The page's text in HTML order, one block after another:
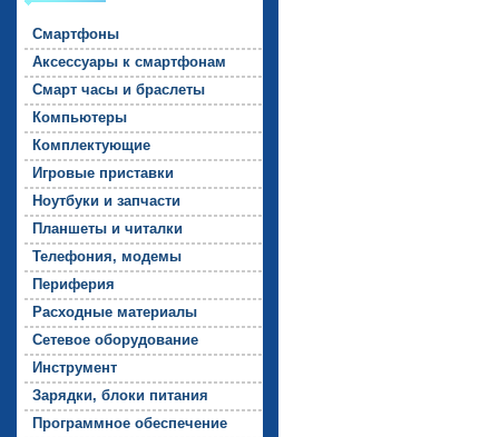
Смарт­фо­ны
Ак­сессу­ары к смарт­фо­нам
Смарт ча­сы и брас­ле­ты
Компь­юте­ры
Комп­лек­ту­ющие
Иг­ро­вые прис­тавки
Но­ут­бу­ки и зап­части
План­ше­ты и чи­тал­ки
Те­лефо­ния, мо­демы
Пе­рифе­рия
Рас­ходные ма­тери­алы
Се­тевое обо­рудо­вание
Инс­тру­мент
За­ряд­ки, бло­ки пи­тания
Прог­рамм­ное обес­пе­чение